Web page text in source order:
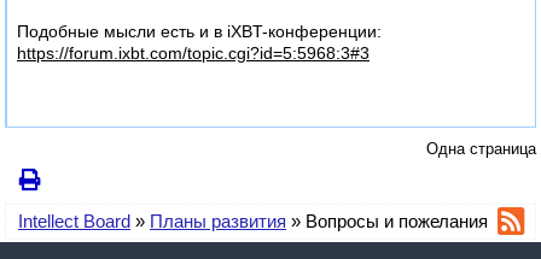
Подобные мысли есть и в iXBT-конференции:
https://forum.ixbt.com/topic.cgi?id=5:5968:3#3
Одна страница
Intellect Board » Планы развития » Вопросы и пожелания